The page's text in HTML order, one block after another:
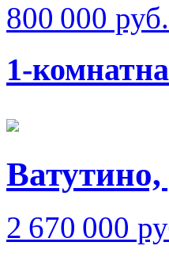
800 000 руб.
1-
2 670 000